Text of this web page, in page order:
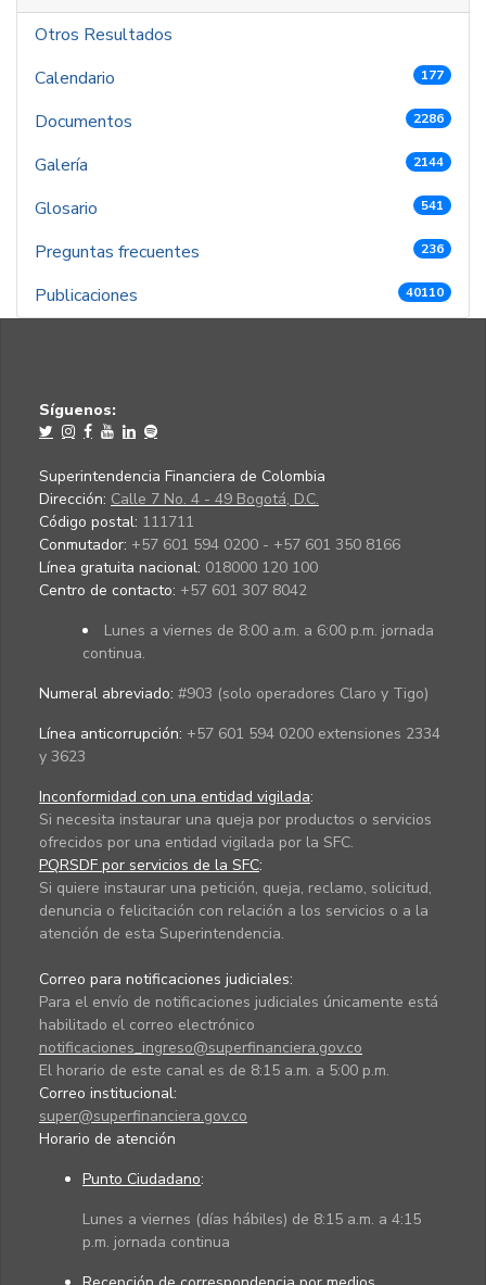
Otros Resultados
Calendario
177
Documentos 2286
Galería 2144
Glosario 541
Preguntas frecuentes 236
Publicaciones 40110
Síguenos:
Superintendencia Financiera de Colombia
Dirección: Calle 7 No. 4 - 49 Bogotá, D.C.
Código postal: 111711
Conmutador: +57 601 594 0200 - +57 601 350 8166
Línea gratuita nacional: 018000 120 100
Centro de contacto: +57 601 307 8042
Lunes a viernes de 8:00 a.m. a 6:00 p.m. jornada
continua.
Numeral abreviado: #903 (solo operadores Claro y Tigo)
Línea anticorrupción: +57 601 594 0200 extensiones 2334
y 3623
Inconformidad con una entidad vigilada:
Si necesita instaurar una queja por productos o servicios
ofrecidos por una entidad vigilada por la SFC.
PQRSDF por servicios de la SFC:
Si quiere instaurar una petición, queja, reclamo, solicitud,
denuncia o felicitación con relación a los servicios o a la
atención de esta Superintendencia.
Correo para notificaciones judiciales:
Para el envío de notificaciones judiciales únicamente está
habilitado el correo electrónico
notificaciones_ingreso@superfinanciera.gov.co
El horario de este canal es de 8:15 a.m. a 5:00 p.m.
Correo institucional:
super@superfinanciera.gov.co
Horario de atención
Punto Ciudadano:
Lunes a viernes (días hábiles) de 8:15 a.m. a 4:15
p.m. jornada continua